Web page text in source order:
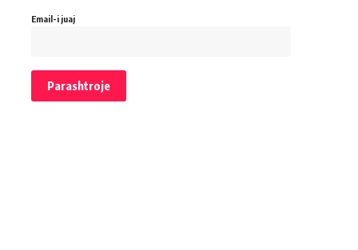
Email-i juaj